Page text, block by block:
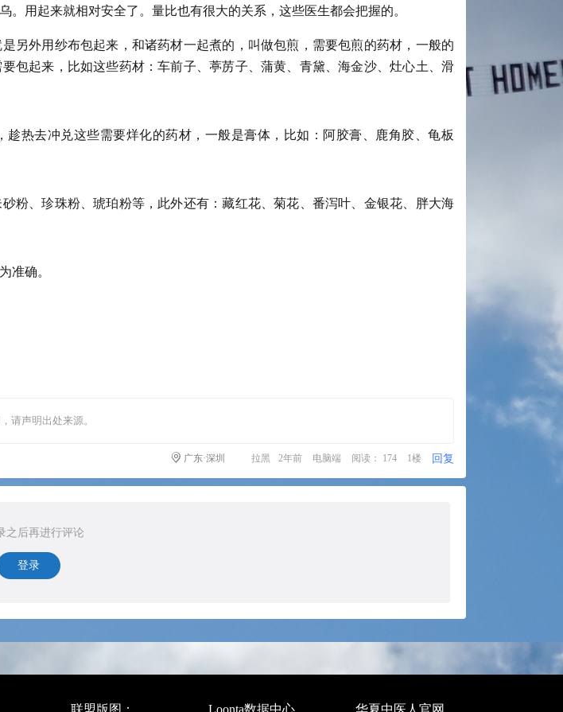
用起来就相对安全了。量比也有很大的关系，这些医生都会把握的。
另外用纱布包起来，和诸药材一起煮的，叫做包煎，需要包煎的药材，一般的
包起来，比如这些药材：车前子、葶苈子、蒲黄、青黛、海金沙、灶心土、滑
热去冲兑这些需要烊化的药材，一般是膏体，比如：阿胶膏、鹿角胶、龟板
粉、珍珠粉、琥珀粉等，此外还有：藏红花、菊花、番泻叶、金银花、胖大海
准确。
请声明出处来源。
广东·深圳 拉黑 2年前 电脑端 阅读： 174 1楼 回复
之后再进行评论
登录
联盟版图： Loonta数据中心 华夏中医人官网